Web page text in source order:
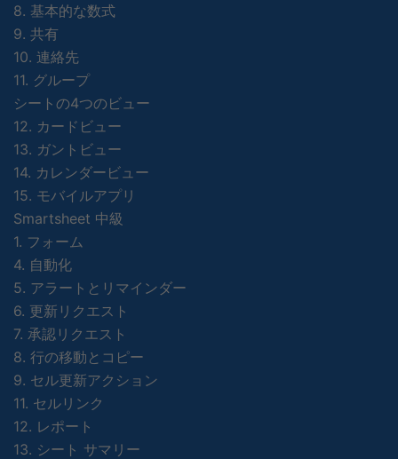
8. 基本的な数式
9. 共有
10. 連絡先
11. グループ
シートの4つのビュー
12. カードビュー
13. ガントビュー
14. カレンダービュー
15. モバイルアプリ
Smartsheet 中級
1. フォーム
4. 自動化
5. アラートとリマインダー
6. 更新リクエスト
7. 承認リクエスト
8. 行の移動とコピー
9. セル更新アクション
11. セルリンク
12. レポート
13. シート サマリー